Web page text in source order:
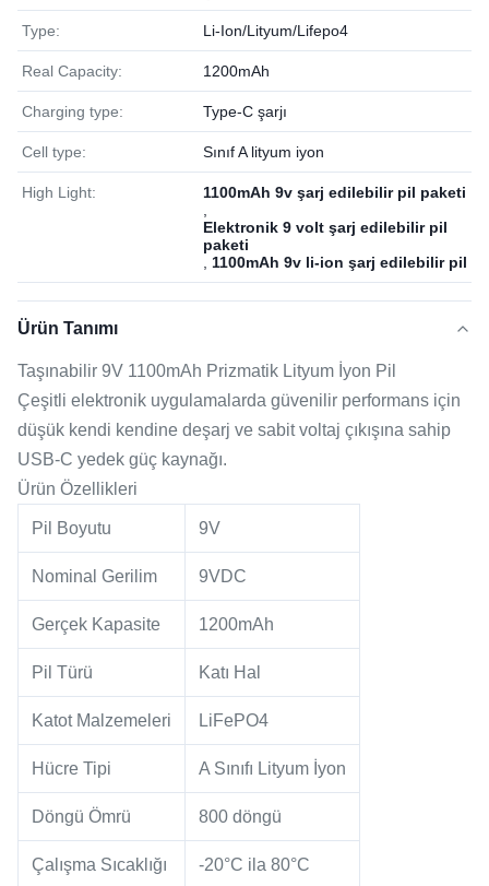
Type: Li-Ion/Lityum/Lifepo4
Real Capacity: 1200mAh
Charging type: Type-C şarjı
Cell type: Sınıf A lityum iyon
High Light:
1100mAh 9v şarj edilebilir pil paketi
Elektronik 9 volt şarj edilebilir pil
paketi
1100mAh 9v li-ion şarj edilebilir pil
Ürün Tanımı
Taşınabilir 9V 1100mAh Prizmatik Lityum İyon Pil
Çeşitli elektronik uygulamalarda güvenilir performans için
düşük kendi kendine deşarj ve sabit voltaj çıkışına sahip
USB-C yedek güç kaynağı.
Ürün Özellikleri
Pil Boyutu 9V
Nominal Gerilim 9VDC
Gerçek Kapasite 1200mAh
Pil Türü Katı Hal
Katot Malzemeleri LiFePO4
Hücre Tipi A Sınıfı Lityum İyon
Döngü Ömrü 800 döngü
Çalışma Sıcaklığı -20°C ila 80°C